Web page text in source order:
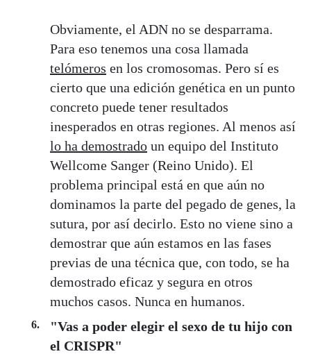
Obviamente, el ADN no se desparrama.
Para eso tenemos una cosa llamada
telómeros en los cromosomas. Pero sí es
cierto que una edición genética en un punto
concreto puede tener resultados
inesperados en otras regiones. Al menos así
lo ha demostrado un equipo del Instituto
Wellcome Sanger (Reino Unido). El
problema principal está en que aún no
dominamos la parte del pegado de genes, la
sutura, por así decirlo. Esto no viene sino a
demostrar que aún estamos en las fases
previas de una técnica que, con todo, se ha
demostrado eficaz y segura en otros
muchos casos. Nunca en humanos.
"Vas a poder elegir el sexo de tu hijo con
el CRISPR"